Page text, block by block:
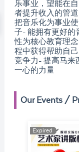
乐事业，望能在
者提升收入的管
把音乐化为事业
子- 能拥有更好的
性为核心教育理
程中获得帮助自
竞争力- 提高马来
一心的力量
Our Events /
Expired
Expired